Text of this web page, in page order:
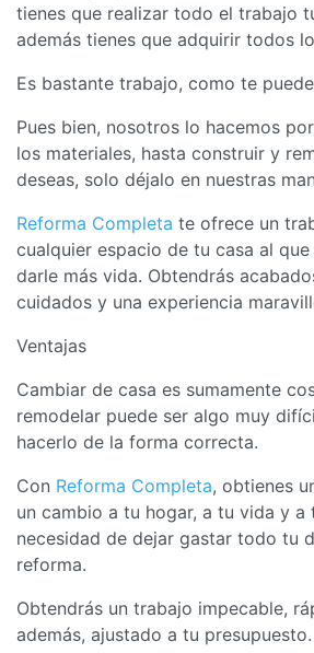
tienes que realizar todo el trabajo
además tienes que adquirir todos
Es bastante trabajo, como te
Pues bien, nosotros lo hacemos
los materiales, hasta construir y
deseas, solo déjalo en nuestras
Reforma Completa te ofrece un
cualquier espacio de tu casa al
darle más vida. Obtendrás
cuidados y una experiencia
Ventajas
Cambiar de casa es sumamente
remodelar puede ser algo muy
hacerlo de la forma correcta.
Con Reforma Completa, obtienes
un cambio a tu hogar, a tu vida y a
necesidad de dejar gastar todo tu
reforma.
Obtendrás un trabajo impecable,
además, ajustado a tu presupuesto.